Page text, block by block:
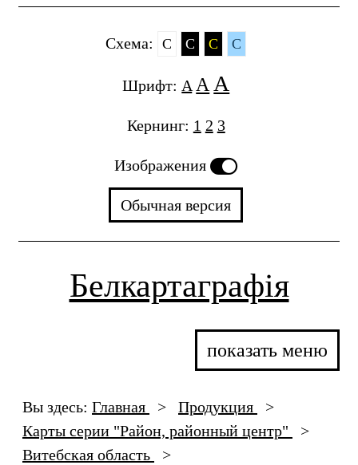
Cхема: C C C C
Шрифт: A A A
Кернинг: 1 2 3
Изображения
Обычная версия
Белкартаграфія
показать меню
Вы здесь: Главная > Продукция
>
Карты серии "Район, районный центр"
>
Витебская область
>